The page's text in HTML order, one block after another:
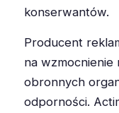
konserwantów.
Producent
na wzmocnienie
obronnych
odporności.